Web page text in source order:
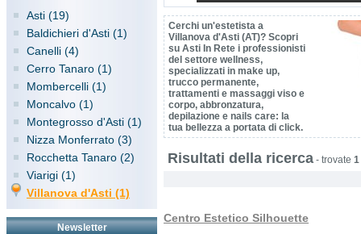
Asti (19)
Baldichieri d'Asti (1)
Canelli (4)
Cerro Tanaro (1)
Mombercelli (1)
Moncalvo (1)
Montegrosso d'Asti (1)
Nizza Monferrato (3)
Rocchetta Tanaro (2)
Viarigi (1)
Villanova d'Asti (1)
Newsletter
Cerchi un'estetista a
Villanova d'Asti (AT)? Scopri
su Asti In Rete i professionisti
del settore wellness,
specializzati in make up,
trucco permanente,
trattamenti e massaggi viso e
corpo, abbronzatura,
depilazione e nails care: la
tua bellezza a portata di click.
Risultati della ricerca - trovate 1
Centro Estetico Silhouette